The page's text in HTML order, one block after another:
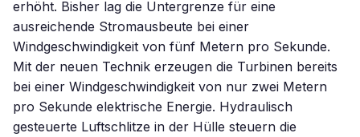
erhöht. Bisher lag die Untergrenze für eine
ausreichende Stromausbeute bei einer
Windgeschwindigkeit von fünf Metern pro Sekunde.
Mit der neuen Technik erzeugen die Turbinen bereits
bei einer Windgeschwindigkeit von nur zwei Metern
pro Sekunde elektrische Energie. Hydraulisch
gesteuerte Luftschlitze in der Hülle steuern die